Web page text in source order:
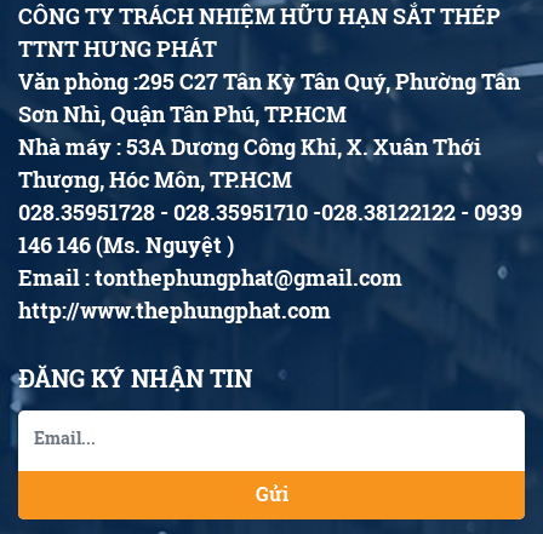
CÔNG TY TRÁCH NHIỆM HỮU HẠN SẮT THÉP
TTNT HƯNG PHÁT
Văn phòng :295 C27 Tân Kỳ Tân Quý, Phường Tân
Sơn Nhì, Quận Tân Phú, TP.HCM
Nhà máy : 53A Dương Công Khi, X. Xuân Thới
Thượng, Hóc Môn, TP.HCM
028.35951728 - 028.35951710 -028.38122122 - 0939
146 146 (Ms. Nguyệt )
Email : tonthephungphat@gmail.com
http://www.thephungphat.com
ĐĂNG KÝ NHẬN TIN
Gửi